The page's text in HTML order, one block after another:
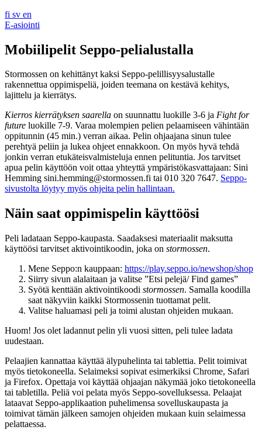
fi sv en
E-asiointi
Mobiilipelit Seppo-pelialustalla
Stormossen on kehittänyt kaksi Seppo-pelillisyysalustalle
rakennettua oppimispeliä, joiden teemana on kestävä kehitys,
lajittelu ja kierrätys.
Kierros kierrätyksen saarella on suunnattu luokille 3-6 ja Fight for
future luokille 7-9. Varaa molempien pelien pelaamiseen vähintään
oppitunnin (45 min.) verran aikaa. Pelin ohjaajana sinun tulee
perehtyä peliin ja lukea ohjeet ennakkoon. On myös hyvä tehdä
jonkin verran etukäteisvalmisteluja ennen pelituntia. Jos tarvitset
apua pelin käyttöön voit ottaa yhteyttä ympäristökasvattajaan: Sini
Hemming sini.hemming@stormossen.fi tai 010 320 7647. Seppo-
sivustolta löytyy myös ohjeita pelin hallintaan.
Näin saat oppimispelin käyttöösi
Peli ladataan Seppo-kaupasta. Saadaksesi materiaalit maksutta
käyttöösi tarvitset aktivointikoodin, joka on stormossen.
Mene Seppo:n kauppaan: https://play.seppo.io/newshop/shop
Siirry sivun alalaitaan ja valitse ”Etsi pelejä/ Find games”
Syötä kenttään aktivointikoodi stormossen. Samalla koodilla
saat näkyviin kaikki Stormossenin tuottamat pelit.
Valitse haluamasi peli ja toimi alustan ohjeiden mukaan.
Huom! Jos olet ladannut pelin yli vuosi sitten, peli tulee ladata
uudestaan.
Pelaajien kannattaa käyttää älypuhelinta tai tablettia. Pelit toimivat
myös tietokoneella. Selaimeksi sopivat esimerkiksi Chrome, Safari
ja Firefox. Opettaja voi käyttää ohjaajan näkymää joko tietokoneella
tai tabletilla. Peliä voi pelata myös Seppo-sovelluksessa. Pelaajat
lataavat Seppo-applikaation puhelimensa sovelluskaupasta ja
toimivat tämän jälkeen samojen ohjeiden mukaan kuin selaimessa
pelattaessa.